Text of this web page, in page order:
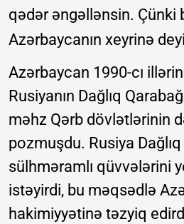
qədər əngəllənsin. Çünki
Azərbaycanın xeyrinə
Azərbaycan 1990-cı
Rusiyanın Dağlıq
məhz Qərb dövlətlərinin
pozmuşdu. Rusiya
sülhməramlı qüvvələrini
istəyirdi, bu məqsədlə
hakimiyyətinə təzyiq